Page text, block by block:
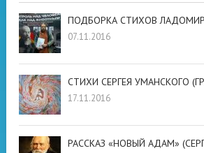
ПОДБОРКА СТИХОВ ЛАДОМИР
07.11.2016
СТИХИ СЕРГЕЯ УМАНСКОГО
17.11.2016
РАССКАЗ «НОВЫЙ АДАМ»